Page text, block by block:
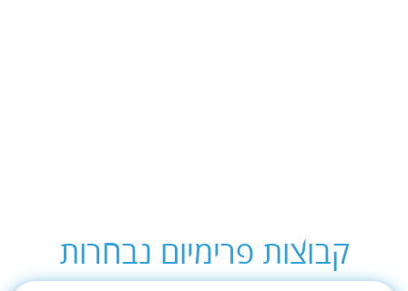
קבוצות פרימיום נבחרות